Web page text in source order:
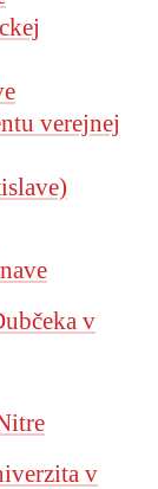
verejnej
v
v